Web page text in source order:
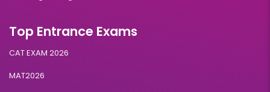
Top Entrance Exams
CAT EXAM 2026
MAT2026